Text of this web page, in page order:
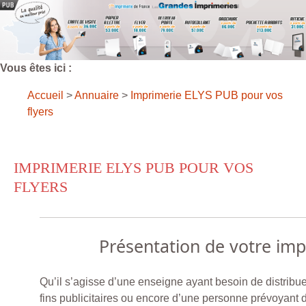
Vous êtes ici :
Accueil >Annuaire > Imprimerie ELYS PUB pour vos
flyers
IMPRIMERIE ELYS PUB POUR VOS
FLYERS
Présentation de votre
Qu’il s’agisse d’une enseigne ayant besoin de
fins publicitaires ou encore d’une personne prévoyant